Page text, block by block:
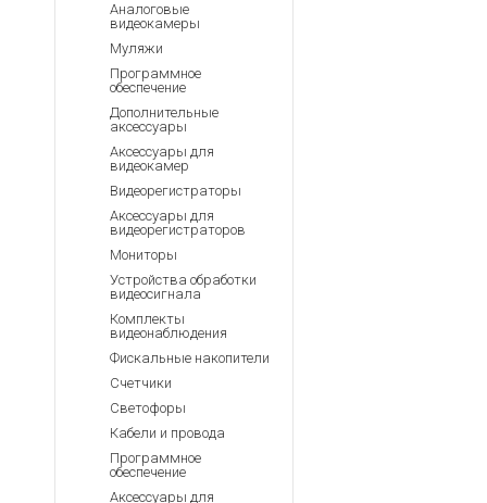
Аналоговые
видеокамеры
Муляжи
Программное
обеспечение
Дополнительные
аксессуары
Аксессуары для
видеокамер
Видеорегистраторы
Аксессуары для
видеорегистраторов
Мониторы
Устройства обработки
видеосигнала
Комплекты
видеонаблюдения
Фискальные накопители
Счетчики
Светофоры
Кабели и провода
Программное
обеспечение
Аксессуары для